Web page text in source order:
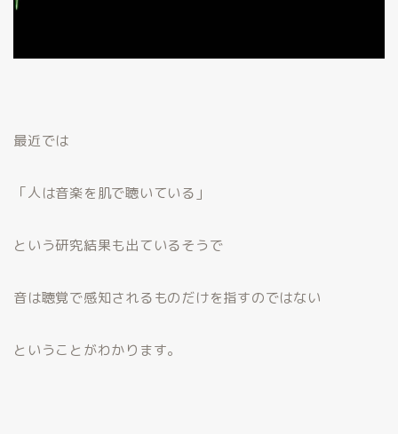
最近では
「人は音楽を肌で聴いている」
という研究結果も出ているそうで
音は聴覚で感知されるものだけを指すのではない
ということがわかります。